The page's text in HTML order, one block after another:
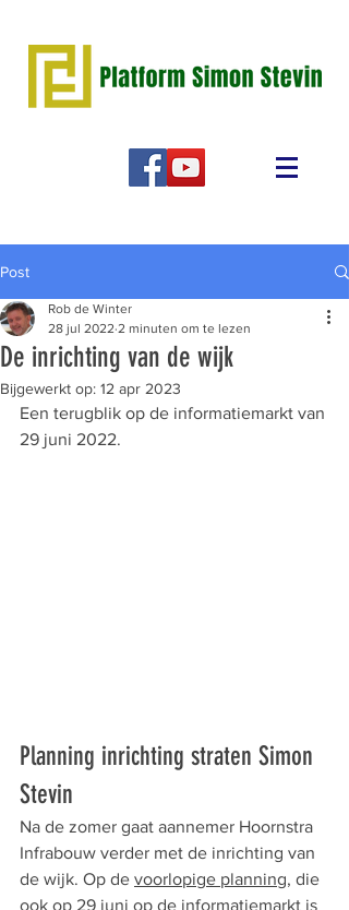
Post
De inrichting van de wijk
Rob de Winter
28 jul 2022 2 minuten om te lezen
Bijgewerkt op: 12 apr 2023
Een terugblik op de informatiemarkt van
29 juni 2022.
Planning inrichting straten Simon
Stevin
Na de zomer gaat aannemer Hoornstra
Infrabouw verder met de inrichting van
de wijk. Op de voorlopige planning, die
ook op 29 juni op de informatiemarkt is